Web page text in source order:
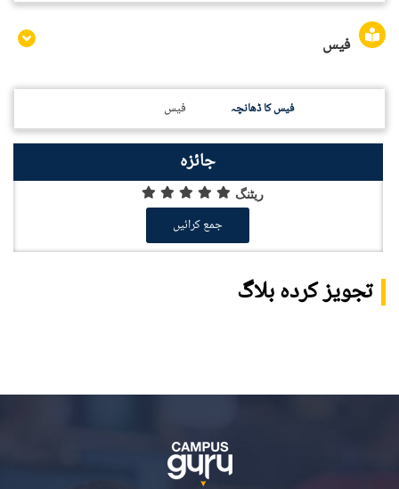
فیس
فیس فیس کا ڈھانچہ
جائزہ
ریٹنگ
جمع کرائیں
تجویز کردہ بلاگ